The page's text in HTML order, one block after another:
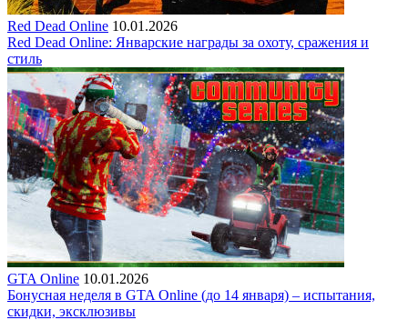
Red Dead Online 10.01.2026
Red Dead Online: Январские награды за охоту, сражения и
стиль
GTA Online 10.01.2026
Бонусная неделя в GTA Online (до 14 января) – испытания,
скидки, эксклюзивы